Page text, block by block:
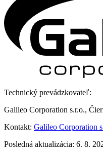
Technický prevádzkovateľ:
Galileo Corporation s.r.o.,
Kontakt: Galileo Corporation
Posledná aktualizácia: 6. 8.